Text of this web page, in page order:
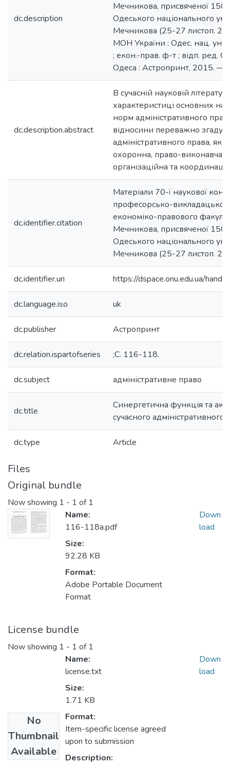
dc.description
Мечникова, присвяченої
Одеського національного
Мечникова (25-27 листоп.
МОН України ; Одес. нац. ун-т
; екон.-прав. ф-т ; відп. ред.
Одеса : Астропринт, 2015. —
dc.description.abstract
В сучасній науковій
характеристиці основних
норм адміністративного
відносини переважно
адміністративного права, як
охоронна, право-виконавча,
організаційна та
dc.identifier.citation
Матеріали 70-ї наукової
професорсько-
економіко-правового
Мечникова, присвяченої
Одеського національного
Мечникова (25-27 листоп.
dc.identifier.uri https://dspace.onu.edu.ua/
dc.language.iso uk
dc.publisher Астропринт
dc.relation.ispartofseries ;С. 116-118.
dc.subject адміністративне право
dc.title
Синергетична функція та
сучасного адміністративного
dc.type Article
Files
Original bundle
Now showing 1 - 1 of 1
Name:
116-118а.pdf
Size:
92.28 KB
Format:
Adobe Portable Document
Format
Down
load
License bundle
Now showing 1 - 1 of 1
No
Thumbnail
Available
Name:
license.txt
Size:
1.71 KB
Format:
Item-specific license agreed
upon to submission
Description:
Down
load